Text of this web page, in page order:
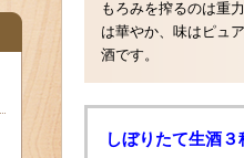
もろみを搾るのは重
は華やか、味はピュ
酒です。
しぼりたて生酒